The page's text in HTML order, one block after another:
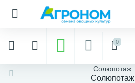
0
Солюпотаж
Солюпотаж